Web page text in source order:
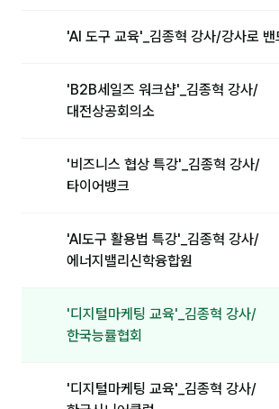
'AI 도구 교육'_김종혁 강사/강사로 밴
'B2B세일즈 워크샵'_김종혁 강사/
대전상공회의소
'비즈니스 협상 특강'_김종혁 강사/
타이어뱅크
'AI도구 활용법 특강'_김종혁 강사/
에너지밸리신학융합원
'디지털마케팅 교육'_김종혁 강사/
한국능률협회
'디지털마케팅 교육'_김종혁 강사/